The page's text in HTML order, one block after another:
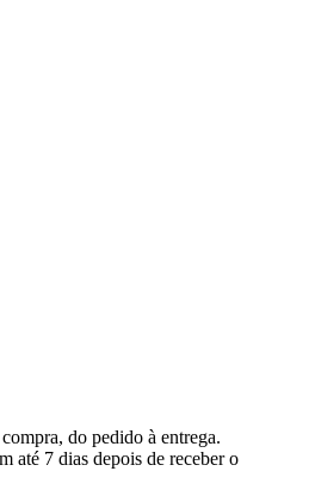
compra, do pedido à entrega.
até 7 dias depois de receber o